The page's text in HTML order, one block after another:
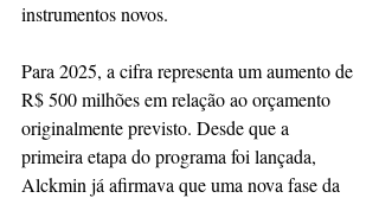
instrumentos novos.
Para 2025, a cifra representa um aumento de
R$ 500 milhões em relação ao orçamento
originalmente previsto. Desde que a
primeira etapa do programa foi lançada,
Alckmin já afirmava que uma nova fase da